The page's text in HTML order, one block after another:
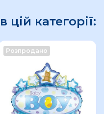
цій категорії:
Розпродано